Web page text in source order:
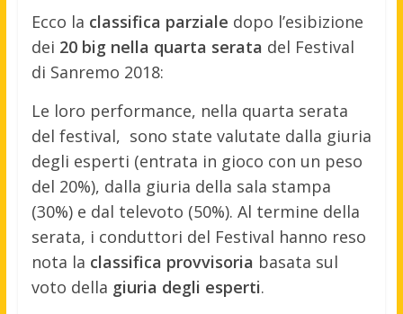
Ecco la classifica parziale dopo l’esibizione
dei 20 big nella quarta serata del Festival
di Sanremo 2018:
Le loro performance, nella quarta serata
del festival, sono state valutate dalla giuria
degli esperti (entrata in gioco con un peso
del 20%), dalla giuria della sala stampa
(30%) e dal televoto (50%). Al termine della
serata, i conduttori del Festival hanno reso
nota la classifica provvisoria basata sul
voto della giuria degli esperti.